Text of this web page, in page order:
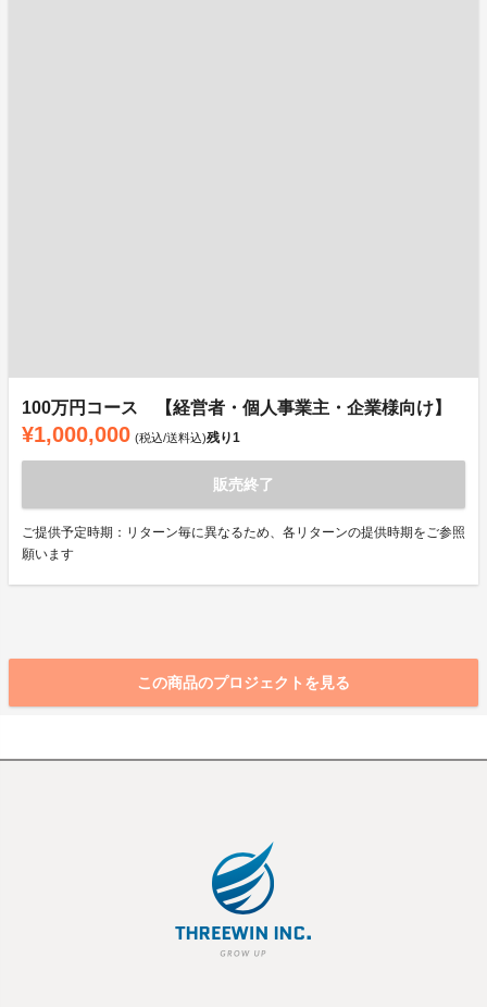
100万円コース 【経営者・個人事業主・企業様向け】
¥1,000,000 (税込/送料込)残り1
販売終了
ご提供予定時期：リターン毎に異なるため、各リターンの提供時期をご参照
願います
この商品のプロジェクトを見る